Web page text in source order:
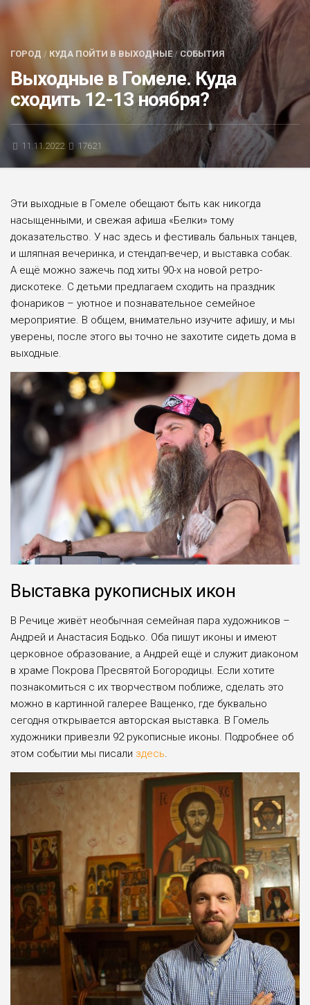
АФИША
ГОРОД / КУДА ПОЙТИ В ВЫХОДНЫЕ/СОБЫТИЯ
Выходные в Гомеле. Куда
сходить 12-13 ноября?
11.11.2022 17621
Эти выходные в Гомеле обещают быть как никогда
насыщенными, и свежая афиша «Белки» тому
доказательство. У нас здесь и фестиваль бальных танцев,
и шляпная вечеринка, и стендап-вечер, и выставка собак.
А ещё можно зажечь под хиты 90-х на новой ретро-
дискотеке. С детьми предлагаем сходить на праздник
фонариков – уютное и познавательное семейное
мероприятие. В общем, внимательно изучите афишу, и мы
уверены, после этого вы точно не захотите сидеть дома в
выходные.
Выставка рукописных икон
В Речице живёт необычная семейная пара художников –
Андрей и Анастасия Бодько. Оба пишут иконы и имеют
церковное образование, а Андрей ещё и служит диаконом
в храме Покрова Пресвятой Богородицы. Если хотите
познакомиться с их творчеством поближе, сделать это
можно в картинной галерее Ващенко, где буквально
сегодня открывается авторская выставка. В Гомель
художники привезли 92 рукописные иконы. Подробнее об
этом событии мы писали здесь.